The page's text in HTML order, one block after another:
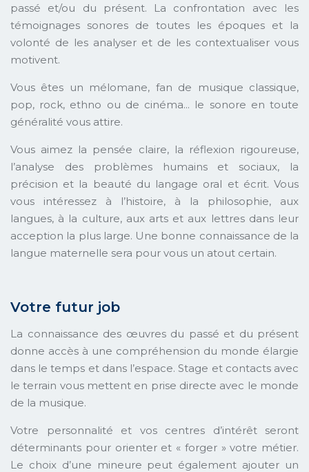
passé et/ou du présent. La confrontation avec les
témoignages sonores de toutes les époques et la
volonté de les analyser et de les contextualiser vous
motivent.
Vous êtes un mélomane, fan de musique classique,
pop, rock, ethno ou de cinéma... le sonore en toute
généralité vous attire.
Vous aimez la pensée claire, la réflexion rigoureuse,
l’analyse des problèmes humains et sociaux, la
précision et la beauté du langage oral et écrit. Vous
vous intéressez à l’histoire, à la philosophie, aux
langues, à la culture, aux arts et aux lettres dans leur
acception la plus large. Une bonne connaissance de la
langue maternelle sera pour vous un atout certain.
Votre futur job
La connaissance des œuvres du passé et du présent
donne accès à une compréhension du monde élargie
dans le temps et dans l’espace. Stage et contacts avec
le terrain vous mettent en prise directe avec le monde
de la musique.
Votre personnalité et vos centres d’intérêt seront
déterminants pour orienter et « forger » votre métier.
Le choix d’une mineure peut également ajouter un